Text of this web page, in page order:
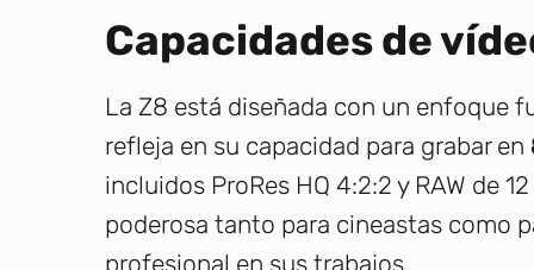
Capacidades de
La Z8 está diseñada con un enfoque
refleja en su capacidad para grabar en
incluidos ProRes HQ 4:2:2 y RAW de
poderosa tanto para cineastas como
profesional en sus trabajos.